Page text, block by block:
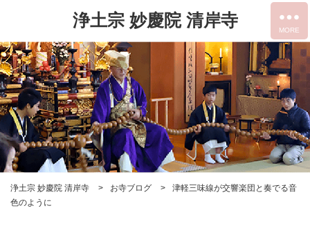
浄土宗 妙慶院 清岸寺
浄土宗 妙慶院 清岸寺 お寺ブログ
津軽三味線が交響楽団と奏でる音
色のように